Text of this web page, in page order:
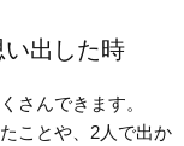
出した時
さんできます。
ことや、2人で出か